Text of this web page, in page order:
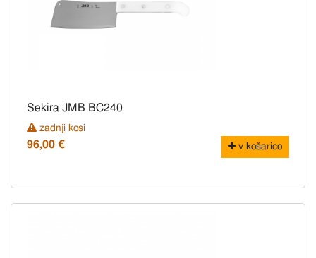
Sekira JMB BC240
zadnji kosi
96,00 € v košarico